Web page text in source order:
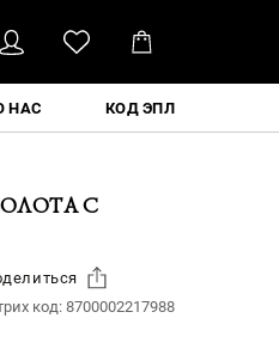
НАС КОД ЭПЛ
С
код: 8700002217988